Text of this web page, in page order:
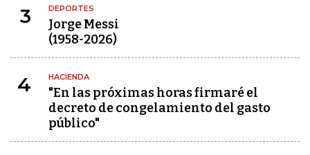
3 DEPORTES
Jorge Messi
(1958-2026)
4 HACIENDA
"En las próximas horas firmaré el
decreto de congelamiento del gasto
público"